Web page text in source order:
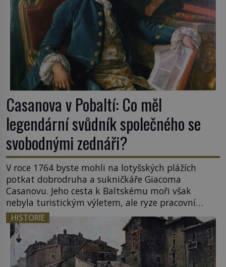
Casanova v Pobaltí: Co měl
legendární svůdník společného se
svobodnými zednáři?
V roce 1764 byste mohli na lotyšských plážích
potkat dobrodruha a sukničkáře Giacoma
Casanovu. Jeho cesta k Baltskému moři však
nebyla turistickým výletem, ale ryze pracovní
cestou se zištnými úmysly. Jaký cíl Casanova
sledoval, když se například procházel uličkami
lotyšské Rigy? Casanova v Pobaltí kontaktoval
tamní zednářské lóže. Nebyl v této oblasti žádným
nováčkem, protože do zednářské […]
HISTORIE